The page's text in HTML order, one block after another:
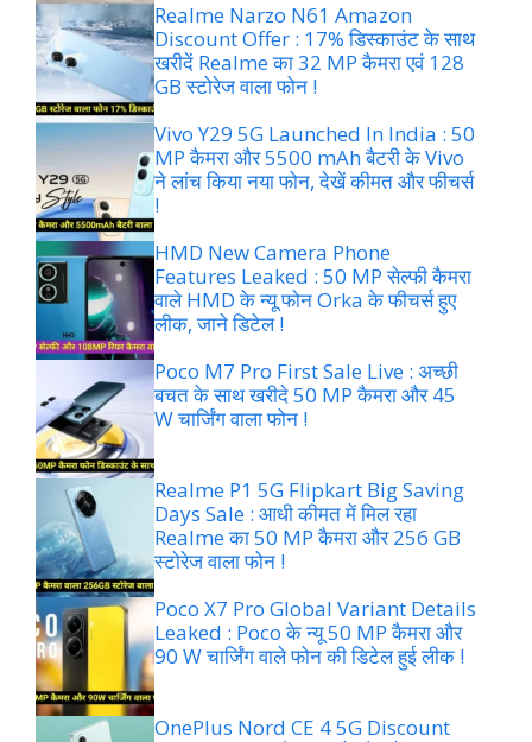
Realme Narzo N61 Amazon
Discount Offer : 17% डिस्काउंट के साथ
खरीदें Realme का 32 MP कैमरा एवं 128
GB स्टोरेज वाला फोन !
Vivo Y29 5G Launched In India : 50
MP कैमरा और 5500 mAh बैटरी के Vivo
ने लांच किया नया फोन, देखें कीमत और फीचर्स
!
HMD New Camera Phone
Features Leaked : 50 MP सेल्फी कैमरा
वाले HMD के न्यू फोन Orka के फीचर्स हुए
लीक, जाने डिटेल !
Poco M7 Pro First Sale Live : अच्छी
बचत के साथ खरीदे 50 MP कैमरा और 45
W चार्जिंग वाला फोन !
Realme P1 5G Flipkart Big Saving
Days Sale : आधी कीमत में मिल रहा
Realme का 50 MP कैमरा और 256 GB
स्टोरेज वाला फोन !
Poco X7 Pro Global Variant Details
Leaked : Poco के न्यू 50 MP कैमरा और
90 W चार्जिंग वाले फोन की डिटेल हुई लीक !
OnePlus Nord CE 4 5G Discount